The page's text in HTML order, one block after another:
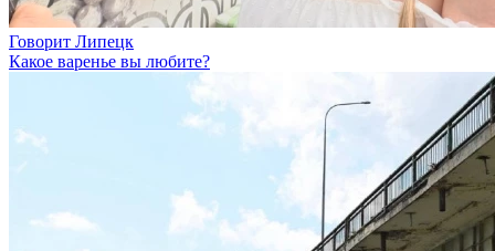
Говорит Липецк
Какое варенье вы любите?